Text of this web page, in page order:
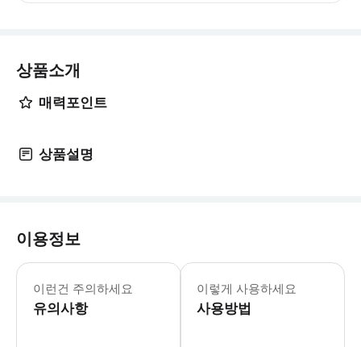
상품소개
매력포인트
상품설명
이용정보
이런건 주의하세요
유의사항
*중요 공지* * 현장에서 문제가 발생
이렇게 사용하세요
사용방법